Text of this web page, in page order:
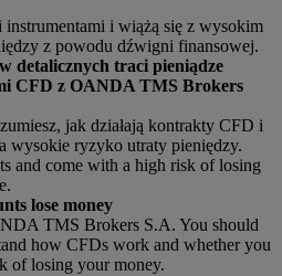
i wiążą się z wysokim
z powodu dźwigni finansowej.
detalicznych traci pieniądze
CFD z OANDA TMS Brokers
jak działają kontrakty CFD i
wysokie ryzyko utraty pieniędzy.
and come with a high risk of losing
lose money
TMS Brokers S.A. You should
how CFDs work and whether you
of losing your money.